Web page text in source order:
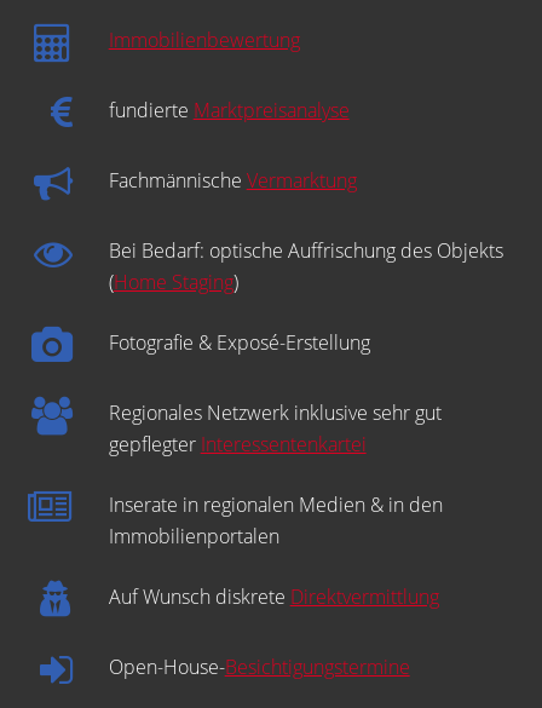
Immobilienbewertung
fundierte Marktpreisanalyse
Fachmännische Vermarktung
Bei Bedarf: optische Auffrischung des Objekts
(Home Staging)
Fotografie & Exposé-Erstellung
Regionales Netzwerk inklusive sehr gut
gepflegter Interessentenkartei
Inserate in regionalen Medien & in den
Immobilienportalen
Auf Wunsch diskrete Direktvermittlung
Open-House-Besichtigungstermine